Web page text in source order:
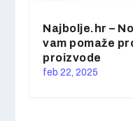
Najbolje.hr –
vam pomaže
proizvode
feb 22, 2025